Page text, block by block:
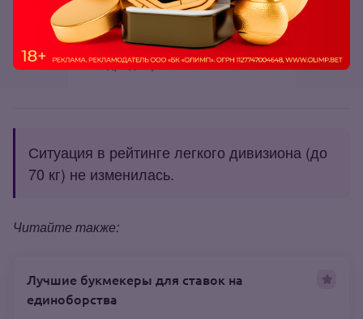
Ситуация в рейтинге легкого дивизиона (до
70 кг) не изменилась.
Читайте также:
Лучшие букмекеры для ставок на
единоборства